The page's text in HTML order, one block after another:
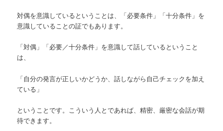
対偶を意識しているということは、「必要条件」「十分条件」を
意識していることの証でもあります。
「対偶」「必要／十分条件」を意識して話しているということ
は、
「自分の発言が正しいかどうか、話しながら自己チェックを加え
ている」
ということです。こういう人とであれば、精密、厳密な会話が期
待できます。